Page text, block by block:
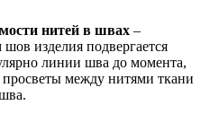
нитей в швах –
изделия подвергается
линии шва до момента,
просветы между нитями ткани